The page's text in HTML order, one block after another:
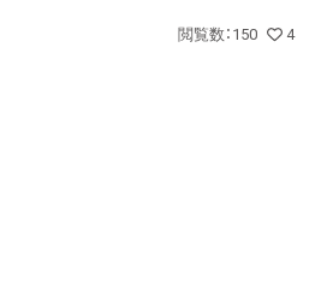
閲覧数 ： 150 4